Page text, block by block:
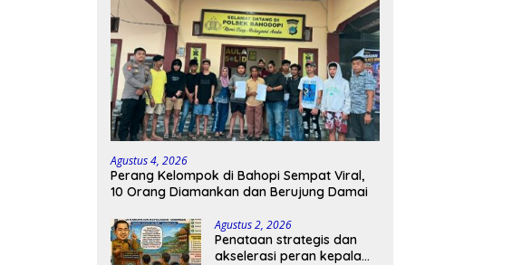
Agustus 4, 2026
Perang Kelompok di Bahopi Sempat Viral,
10 Orang Diamankan dan Berujung Damai
Agustus 2, 2026
Penataan strategis dan
akselerasi peran kepala